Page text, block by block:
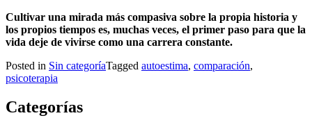
Cultivar una mirada más compasiva sobre la propia historia y
los propios tiempos es, muchas veces, el primer paso para que la
vida deje de vivirse como una carrera constante.
Posted in Sin categoríaTagged autoestima, comparación,
psicoterapia
Categorías